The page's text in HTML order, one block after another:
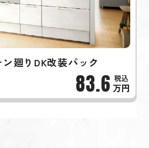
廻りDK改装パック
83.6 万円